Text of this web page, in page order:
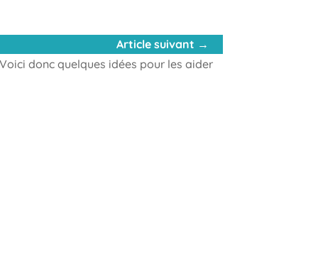
Article suivant →
donc quelques idées pour les aider